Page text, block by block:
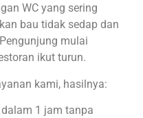
WC yang sering
bau tidak sedap dan
mulai
ikut turun.
kami, hasilnya:
1 jam tanpa